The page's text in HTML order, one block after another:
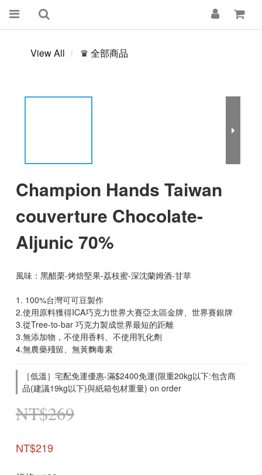
View All ♛ 全部商品
Champion Hands Taiwan
couverture Chocolate-
Aljunic 70%
風味：黑醋栗-烤焙堅果-荔枝蜜-深沈蘭姆酒-甘草
1. 100%台灣可可豆製作
2.使用原料獲得ICA巧克力世界大賽亞太區金牌、世界賽銀牌
3.從Tree-to-bar 巧克力製成世界最短的距離
3.無添加物，不使用香料、不使用乳化劑
4.無農藥殘留、無黃麴毒素
［低溫］宅配免運優惠-滿$2400免運(限重20kg以下:包含商
品(建議19kg以下)與紙箱包材重量) on order
NT$269
NT$219